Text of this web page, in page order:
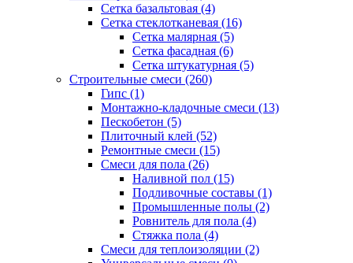
Сетка базальтовая (4)
Сетка стеклотканевая (16)
Сетка малярная (5)
Сетка фасадная (6)
Сетка штукатурная (5)
Строительные смеси (260)
Гипс (1)
Монтажно-кладочные смеси (13)
Пескобетон (5)
Плиточный клей (52)
Ремонтные смеси (15)
Смеси для пола (26)
Наливной пол (15)
Подливочные составы (1)
Промышленные полы (2)
Ровнитель для пола (4)
Стяжка пола (4)
Смеси для теплоизоляции (2)